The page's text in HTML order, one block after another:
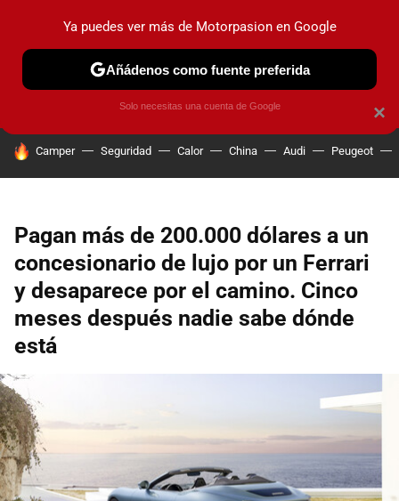
PRUEBAS COCHES ELÉCTRICOS OBSERVATORIO
HOY SE HABLA DE
Camper Seguridad Calor China Audi Peugeot
Pagan más de 200.000 dólares a un
concesionario de lujo por un Ferrari
y desaparece por el camino. Cinco
meses después nadie sabe dónde
está
×
Ya puedes ver más de Motorpasion en Google
Añádenos como fuente preferida
Solo necesitas una cuenta de Google